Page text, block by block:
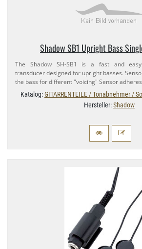
Shadow SB1 Upright Bass
The Shadow SH-​SB1 is a fast and
transducer designed for upright basses.
the bass for different "voicing" Sensor
Katalog:GITARRENTEILE / Tonabnehmer /
Hersteller:Shadow